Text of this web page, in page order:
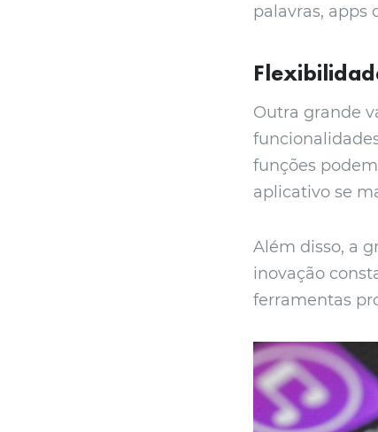
palavras, apps
Outra grande
funções
aplicativo se
Além disso, a
inovação
ferramentas